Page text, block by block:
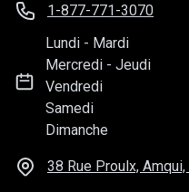
1-877-771-3070
Lundi - Mardi
Mercredi -Jeudi
Vendredi
Samedi
Dimanche
38 Rue Proulx, Amqui,